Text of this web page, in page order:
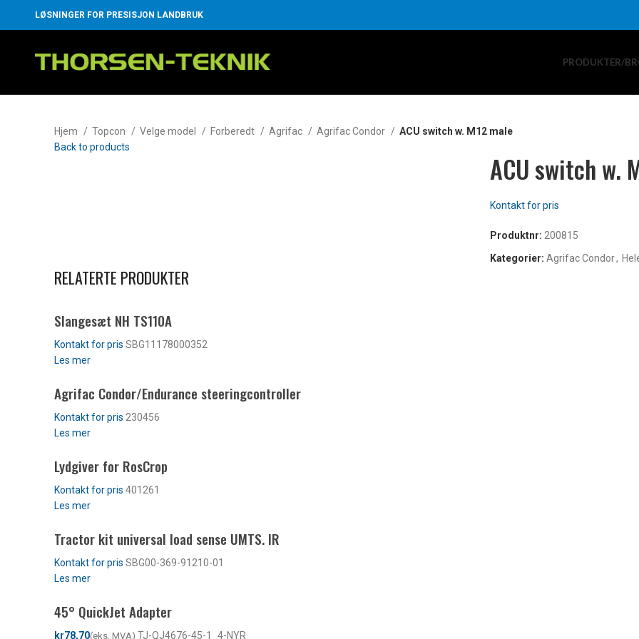
LØSNINGER FOR PRESISJON LANDBRUK
PRODUKTER/
Hjem Topcon Velge model Forberedt Agrifac Agrifac Condor
ACU switch w. M12 male
Back to products
ACU switch w.
Produktnr: 200815
Kategorier: Agrifac Condor,
RELATERTE PRODUKTER
Slangesæt NH TS110A
SBG11178000352
Les mer
Agrifac Condor/Endurance steeringcontroller
230456
Les mer
Lydgiver for RosCrop
401261
Les mer
Tractor kit universal load sense UMTS. IR
SBG00-369-91210-01
Les mer
45° QuickJet Adapter
kr TJ-QJ4676-45-1_4-NYR